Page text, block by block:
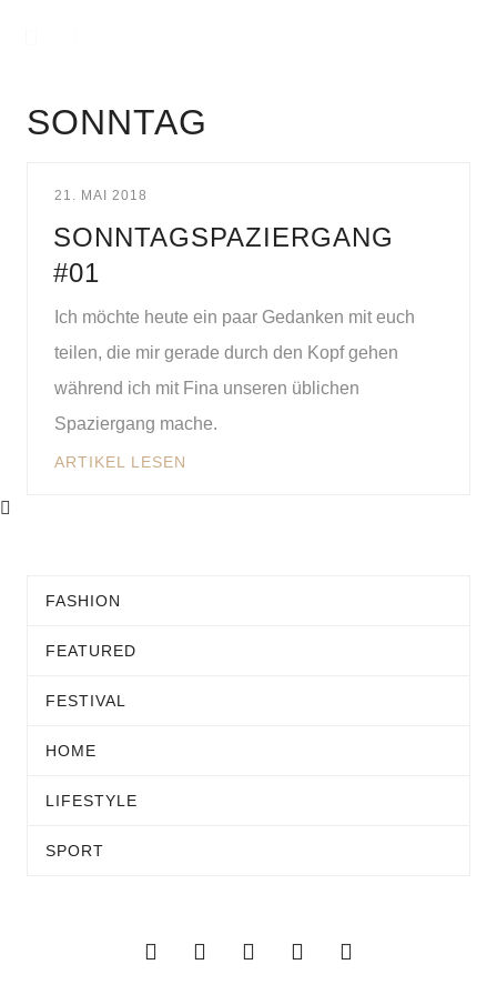
SONNTAG
21. MAI 2018
SONNTAGSPAZIERGANG
#01
Ich möchte heute ein paar Gedanken mit euch
teilen, die mir gerade durch den Kopf gehen
während ich mit Fina unseren üblichen
Spaziergang mache.
ARTIKEL LESEN
FASHION
FEATURED
FESTIVAL
HOME
LIFESTYLE
SPORT